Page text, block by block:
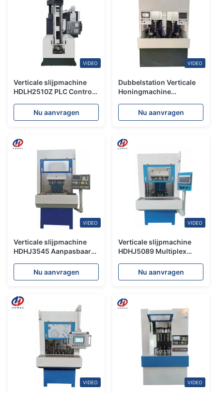
VIDEO
Verticale slijpmachine
HDLH2510Z PLC Control
Abrasive Expansion
slijpmachine
Nu aanvragen
VIDEO
Dubbelstation Verticale
Honingmachine
Cilinder PLC Verticale
Honingmachine
Nu aanvragen
VIDEO
Verticale slijpmachine
HDHJ3545 Aanpasbaar
Assen slijpmachine
Nu aanvragen
VIDEO
Verticale slijpmachine
HDHJ5089 Multiplex
precisiemateriaal
slijpmachine
Nu aanvragen
VIDEO VIDEO